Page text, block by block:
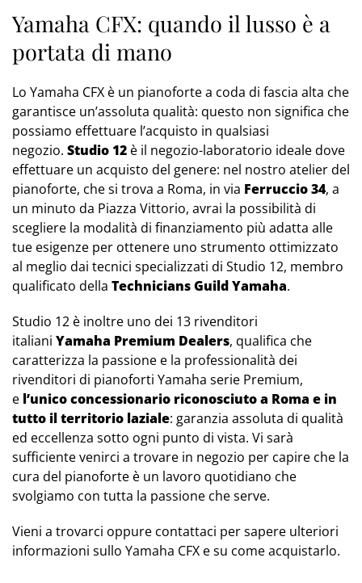
Yamaha CFX: quando il lusso è a
portata di mano
Lo Yamaha CFX è un pianoforte a coda di fascia alta che
garantisce un’assoluta qualità: questo non significa che
possiamo effettuare l’acquisto in qualsiasi
negozio. Studio 12 è il negozio-laboratorio ideale dove
effettuare un acquisto del genere: nel nostro atelier del
pianoforte, che si trova a Roma, in via Ferruccio 34, a
un minuto da Piazza Vittorio, avrai la possibilità di
scegliere la modalità di finanziamento più adatta alle
tue esigenze per ottenere uno strumento ottimizzato
al meglio dai tecnici specializzati di Studio 12, membro
qualificato della Technicians Guild Yamaha.
Studio 12 è inoltre uno dei 13 rivenditori
italiani Yamaha Premium Dealers, qualifica che
caratterizza la passione e la professionalità dei
rivenditori di pianoforti Yamaha serie Premium,
e l’unico concessionario riconosciuto a Roma e in
tutto il territorio laziale: garanzia assoluta di qualità
ed eccellenza sotto ogni punto di vista. Vi sarà
sufficiente venirci a trovare in negozio per capire che la
cura del pianoforte è un lavoro quotidiano che
svolgiamo con tutta la passione che serve.
Vieni a trovarci oppure contattaci per sapere ulteriori
informazioni sullo Yamaha CFX e su come acquistarlo.